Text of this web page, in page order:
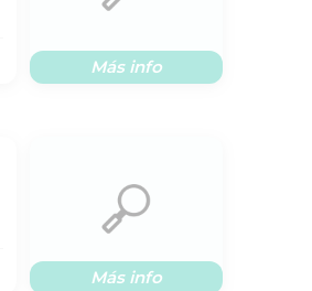
Más info
Más info